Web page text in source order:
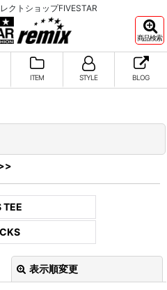
クトショップFIVESTAR
商品検索
ITEM STYLE BLOG
TEE
表示順変更